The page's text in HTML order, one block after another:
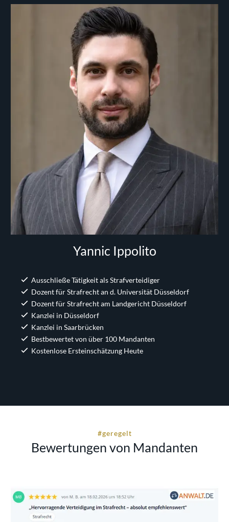
Yannic Ippolito
Ausschließe Tätigkeit als Strafverteidiger
Dozent für Strafrecht an d. Universität Düsseldorf
Dozent für Strafrecht am Landgericht Düsseldorf
Kanzlei in Düsseldorf
Kanzlei in Saarbrücken
Bestbewertet von über 100 Mandanten
Kostenlose Ersteinschätzung Heute
#geregelt
Bewertungen von Mandanten